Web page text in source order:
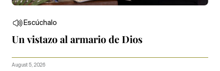
Escúchalo
Un vistazo al armario de Dios
August 5, 2026